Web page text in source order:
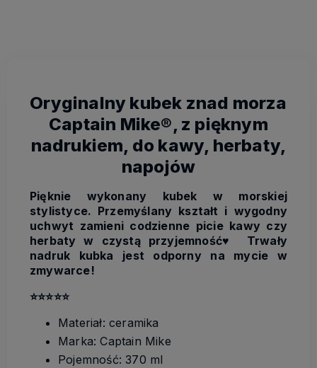
Oryginalny kubek znad morza
Captain Mike®, z pięknym
nadrukiem, do kawy, herbaty,
napojów
Pięknie wykonany kubek w morskiej
stylistyce. Przemyślany kształt i wygodny
uchwyt zamieni codzienne picie kawy czy
herbaty w czystą przyjemność♥️ Trwały
nadruk kubka jest odporny na mycie w
zmywarce!
⭐️⭐️⭐️⭐️⭐️
Materiał: ceramika
Marka: Captain Mike
Pojemność: 370 ml